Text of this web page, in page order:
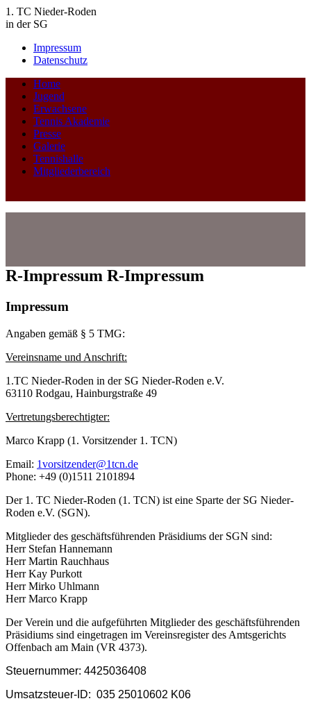
1. TC Nieder-Roden
in der SG
Impressum
Datenschutz
Home
Jugend
Erwachsene
Tennis Akademie
Presse
Galerie
Tennishalle
Mitgliederbereich
R-Impressum R-Impressum
Impressum
Angaben gemäß § 5 TMG:
Vereinsname und Anschrift:
1.TC Nieder-Roden in der SG Nieder-Roden e.V.
63110 Rodgau, Hainburgstraße 49
Vertretungsberechtigter:
Marco Krapp (1. Vorsitzender 1. TCN)
Email: 1vorsitzender@1tcn.de
Phone: +49 (0)1511 2101894
Der 1. TC Nieder-Roden (1. TCN) ist eine Sparte der SG Nieder-
Roden e.V. (SGN).
Mitglieder des geschäftsführenden Präsidiums der SGN sind:
Herr Stefan Hannemann
Herr Martin Rauchhaus
Herr Kay Purkott
Herr Mirko Uhlmann
Herr Marco Krapp
Der Verein und die aufgeführten Mitglieder des geschäftsführenden
Präsidiums sind eingetragen im Vereinsregister des Amtsgerichts
Offenbach am Main (VR 4373).
Steuernummer: 4425036408
Umsatzsteuer-ID: 035 25010602 K06